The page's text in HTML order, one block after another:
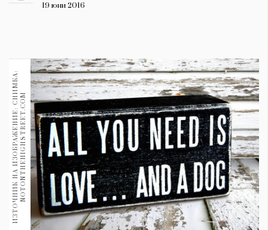
Книги 1188
30+ 1970
Гурме 1710
Пътувай
237
Здраве 389
19 юни 2016
И
З
Т
О
Ч
Н
И
К
Н
А
И
З
О
Б
Р
А
Ж
Е
Н
И
Е
:
С
Н
И
М
К
А
:
N
O
T
O
N
T
H
E
H
I
G
H
S
T
R
E
E
T
.
C
OM